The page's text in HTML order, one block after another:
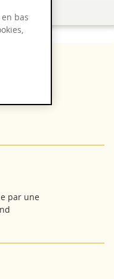
par une
bas